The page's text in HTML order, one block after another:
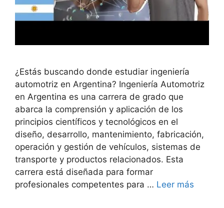
¿Estás buscando donde estudiar ingeniería
automotriz en Argentina? Ingeniería Automotriz
en Argentina es una carrera de grado que
abarca la comprensión y aplicación de los
principios científicos y tecnológicos en el
diseño, desarrollo, mantenimiento, fabricación,
operación y gestión de vehículos, sistemas de
transporte y productos relacionados. Esta
carrera está diseñada para formar
profesionales competentes para … Leer más